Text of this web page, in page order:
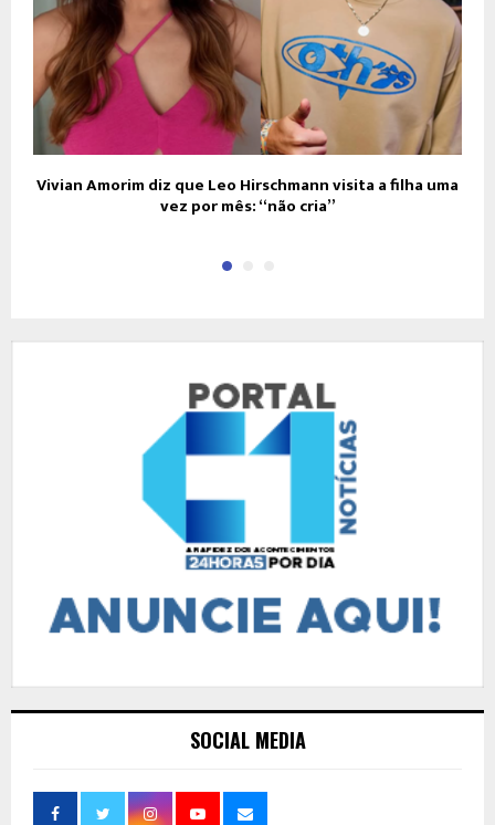
Vivian Amorim diz que Leo Hirschmann visita a filha uma
vez por mês: “não cria”
SOCIAL MEDIA